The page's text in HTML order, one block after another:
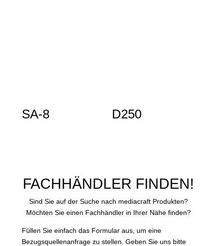
SA-8 D250
FACHHÄNDLER FINDEN!
Sind Sie auf der Suche nach mediacraft Produkten?
Möchten Sie einen Fachhändler in Ihrer Nähe finden?
Füllen Sie einfach das Formular aus, um eine
Bezugsquellenanfrage zu stellen. Geben Sie uns bitte